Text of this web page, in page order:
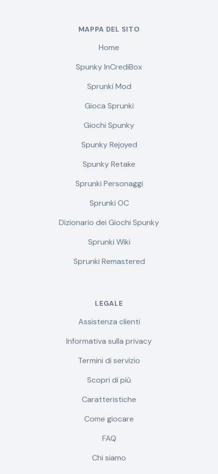
MAPPA DEL SITO
Home
Spunky InCrediBox
Sprunki Mod
Gioca Sprunki
Giochi Spunky
Spunky Rejoyed
Spunky Retake
Sprunki Personaggi
Sprunki OC
Dizionario dei Giochi Spunky
Sprunki Wiki
Sprunki Remastered
LEGALE
Assistenza clienti
Informativa sulla privacy
Termini di servizio
Scopri di più
Caratteristiche
Come giocare
FAQ
Chi siamo